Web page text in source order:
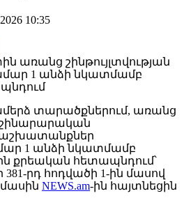
10:35
տարածքներում, առանց
աշխատանքներ
1 անձի նկատմամբ
քրեական հետապնդում՝
րդ հոդվածի 1-ին մասով
մասին NEWS.am-ին հայտնեցին